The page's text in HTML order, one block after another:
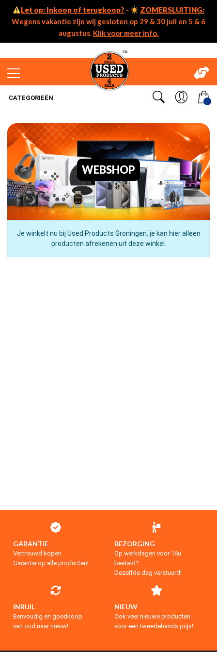
Let op: Inkoop of terugkoop? -
ZOMERSLUITING:
Wegens vakantie zijn wij gesloten op 29 & 30 juli en 5 & 6
augustus. Klik voor meer info.
..
CATEGORIEËN
WEBSHOP
Je winkelt nu bij Used Products Groningen, je kan hier alleen
producten afrekenen uit deze winkel.
GARANTIE
Vertrouwd kopen
Garantie op alle producten!
BEZORGING
Op werkdagen voor 16u
besteld?
Dezelfde dag verstuurd!
INRUIL
Eenvoudig en goedkoop
van oud naar nieuw!
NIEUW
Ook veel nieuwe producten
voor een tweedehands prijs!